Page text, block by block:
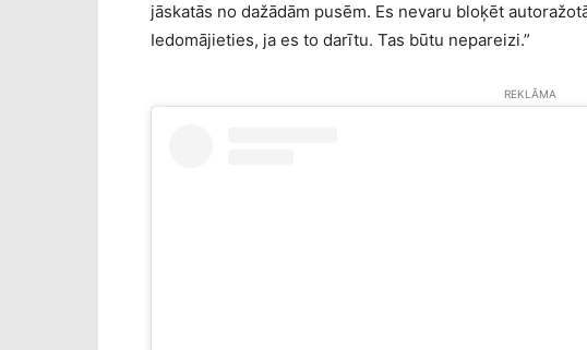
jāskatās no dažādām pusēm. Es nevaru bloķēt
Iedomājieties, ja es to darītu. Tas būtu nepareizi.”
REKLĀMA